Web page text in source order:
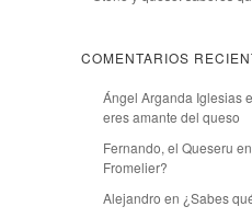
COMENTARIOS
Ángel Arganda Iglesias
eres amante del queso
Fernando, el Queseru en
Fromelier?
Alejandro en ¿Sabes